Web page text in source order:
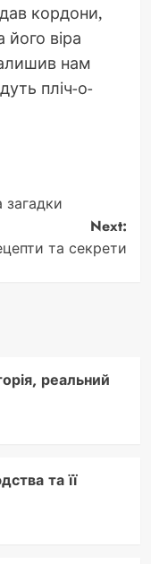
кордони,
віра
нам
пліч-о-
Next:
та секрети
реальний
та її